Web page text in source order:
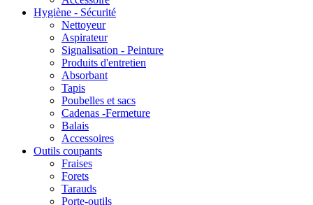
Hygiène - Sécurité
Nettoyeur
Aspirateur
Signalisation - Peinture
Produits d'entretien
Absorbant
Tapis
Poubelles et sacs
Cadenas -Fermeture
Balais
Accessoires
Outils coupants
Fraises
Forets
Tarauds
Porte-outils